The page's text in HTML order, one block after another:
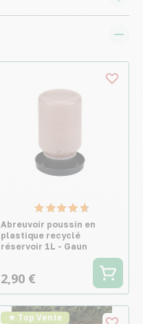
Abreuvoir poussin en
plastique recyclé
réservoir 1L - Gaun
2,90 €
★ Top Vente